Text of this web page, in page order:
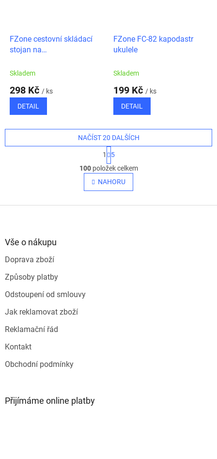
FZone cestovní skládací
stojan na
housle/violu
Skladem
298 Kč / ks
DETAIL
FZone FC-82 kapodastr
ukulele
Skladem
199 Kč / ks
DETAIL
O
v
l
á
NAČÍST 20 DALŠÍCH
S
t
r
á
n
k
v
1
5
100položek celkem
NAHORU
Vše o nákupu
Doprava zboží
Způsoby platby
Odstoupení od smlouvy
Jak reklamovat zboží
Reklamační řád
Kontakt
Obchodní podmínky
Přijímáme online platby